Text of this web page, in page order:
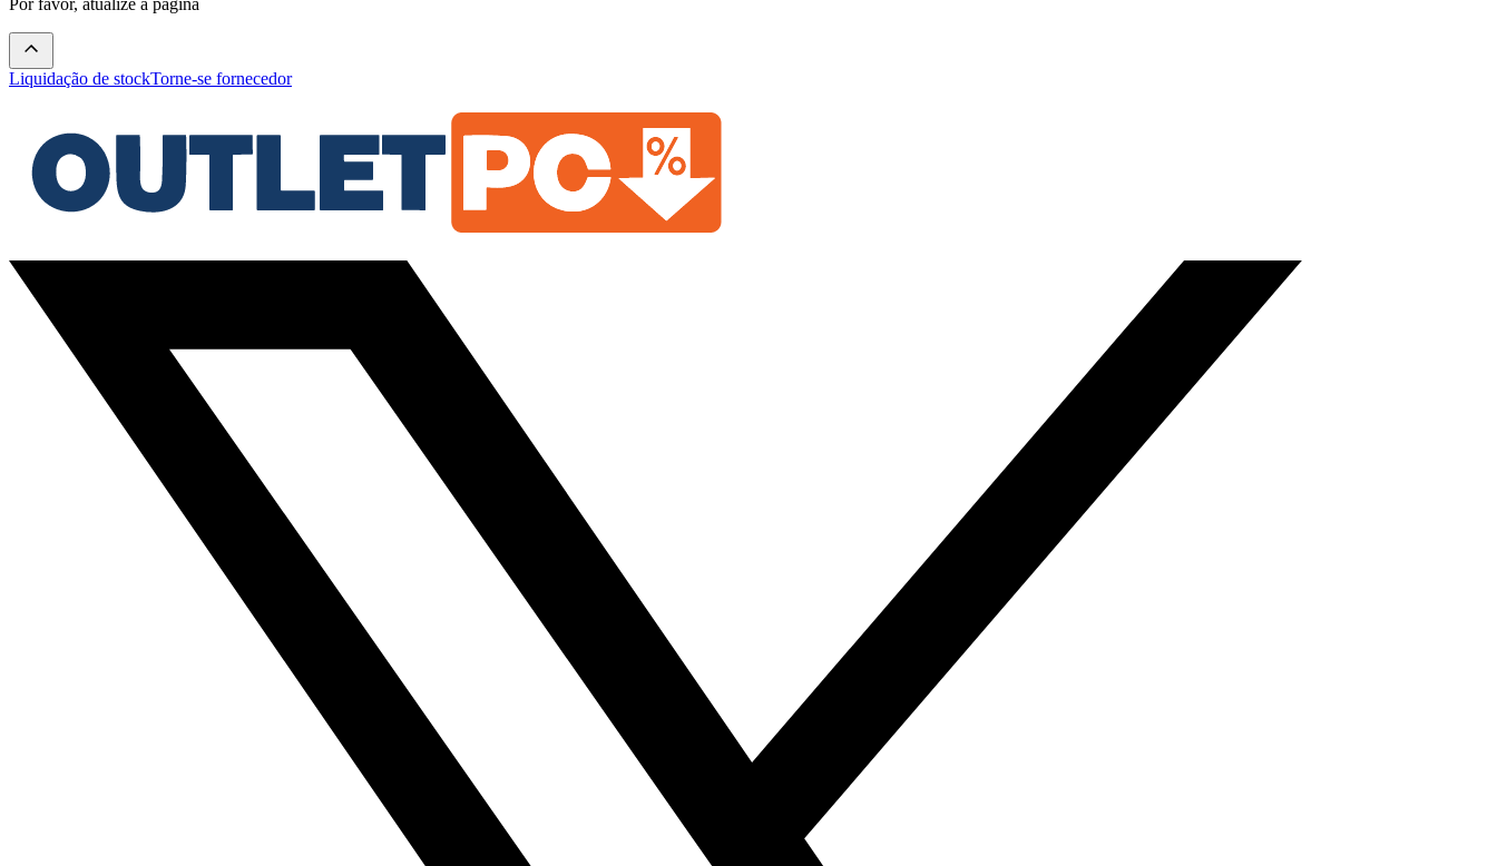
Liquidação de stockTorne-se fornecedor